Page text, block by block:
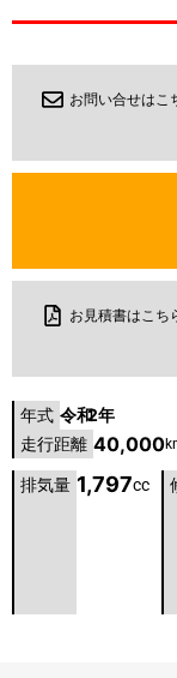
お問い合せはこ
お見積書はこち
年式 令和2年
走行距離 40,000
排気量 1,797cc